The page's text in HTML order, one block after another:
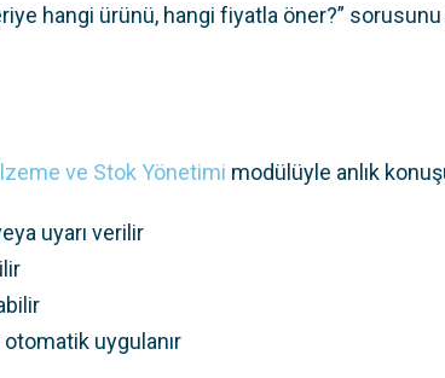
hangi ürünü, hangi fiyatla öner?” sorusunu
ve Stok Yönetimi modülüyle anlık
uyarı verilir
uygulanır